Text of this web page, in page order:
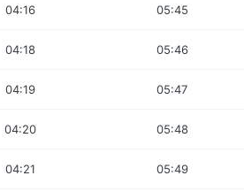
04:16 05:45
04:18 05:46
04:19 05:47
04:20 05:48
04:21 05:49